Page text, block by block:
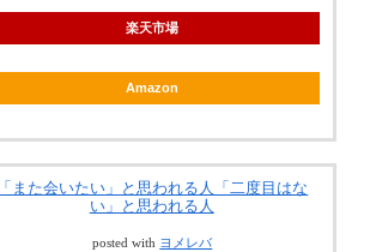
楽天市場
Amazon
「また会いたい」と思われる人「二度目はな
い」と思われる人
posted with ヨメレバ